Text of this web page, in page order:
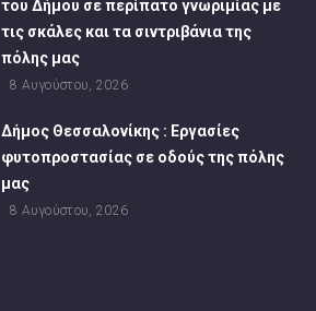
του Δήμου σε περίπατο γνωριμίας με
τις σκάλες και τα σιντριβάνια της
πόλης μας
8 Αυγούστου, 2026
Δήμος Θεσσαλονίκης : Εργασίες
φυτοπροστασίας σε οδούς της πόλης
μας
8 Αυγούστου, 2026